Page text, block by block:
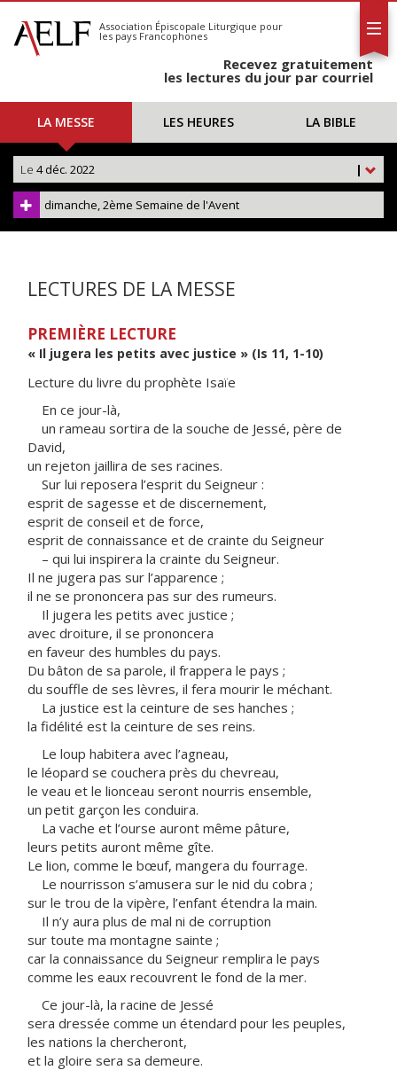
S'abonner
Calendrier
Association Épiscopale Liturgique pour
les pays Francophones
Recevez gratuitement
les lectures du jour par courriel
LA MESSE LES HEURES LA BIBLE
|
Le 4 déc. 2022
dimanche, 2ème Semaine de l'Avent
LECTURES DE LA MESSE
PREMIÈRE LECTURE
« Il jugera les petits avec justice » (Is 11, 1-10)
Lecture du livre du prophète Isaïe
En ce jour-là,
un rameau sortira de la souche de Jessé, père de
David,
un rejeton jaillira de ses racines.
Sur lui reposera l’esprit du Seigneur :
esprit de sagesse et de discernement,
esprit de conseil et de force,
esprit de connaissance et de crainte du Seigneur
– qui lui inspirera la crainte du Seigneur.
Il ne jugera pas sur l’apparence ;
il ne se prononcera pas sur des rumeurs.
Il jugera les petits avec justice ;
avec droiture, il se prononcera
en faveur des humbles du pays.
Du bâton de sa parole, il frappera le pays ;
du souffle de ses lèvres, il fera mourir le méchant.
La justice est la ceinture de ses hanches ;
la fidélité est la ceinture de ses reins.
Le loup habitera avec l’agneau,
le léopard se couchera près du chevreau,
le veau et le lionceau seront nourris ensemble,
un petit garçon les conduira.
La vache et l’ourse auront même pâture,
leurs petits auront même gîte.
Le lion, comme le bœuf, mangera du fourrage.
Le nourrisson s’amusera sur le nid du cobra ;
sur le trou de la vipère, l’enfant étendra la main.
Il n’y aura plus de mal ni de corruption
sur toute ma montagne sainte ;
car la connaissance du Seigneur remplira le pays
comme les eaux recouvrent le fond de la mer.
Ce jour-là, la racine de Jessé
sera dressée comme un étendard pour les peuples,
les nations la chercheront,
et la gloire sera sa demeure.